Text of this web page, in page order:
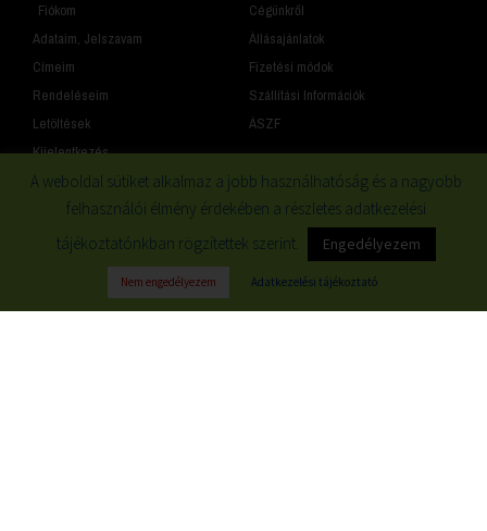
Fiókom
Adataim, Jelszavam
Címeim
Rendeléseim
Letöltések
Kijelentkezés
Cégünkről
Állásajánlatok
Fizetési módok
Szállítási Információk
ÁSZF
Letöltések
Gyártói Megfelelőségi Nyilatkozatok
GDPR
Impresszum
Jogi Nyilatkozat
Adatkezelési nyilatkozat
A weboldal sütiket alkalmaz a jobb használhatóság és a nagyobb
felhasználói élmény érdekében a részletes adatkezelési
tájékoztatónkban rögzítettek szerint.
Engedélyezem
Nem engedélyezem Adatkezelési tájékoztató